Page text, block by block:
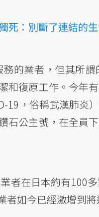
死：別斷了連結的生
的業者，但其所
和復原工作。今年
19，俗稱武漢肺炎
石公主號，在全員
者在日本約有100
如今已經激增到將